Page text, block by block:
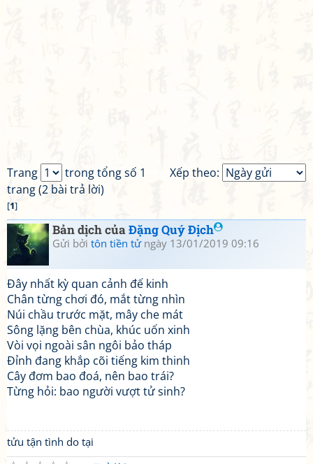
Xếp theo:
Trang
trong tổng số 1
trang (2 bài trả lời)
[1]
Bản dịch củaĐặng Quý Địch
Gửi bởi tôn tiền tửngày 13/01/2019 09:16
Đây nhất kỳ quan cảnh đế kinh
Chân từng chơi đó, mắt từng nhìn
Núi chầu trước mặt, mây che mát
Sông lặng bên chùa, khúc uốn xinh
Vòi vọi ngoài sân ngôi bảo tháp
Đỉnh đang khắp cõi tiếng kim thinh
Cây đơm bao đoá, nên bao trái?
Từng hỏi: bao người vượt tử sinh?
tửu tận tình do tại